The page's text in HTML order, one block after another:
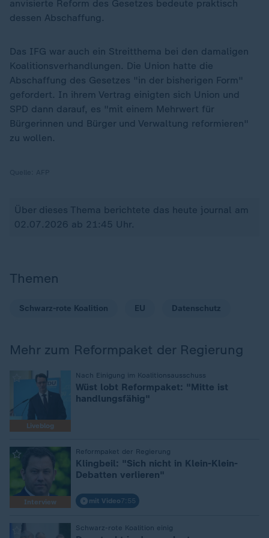
anvisierte Reform des Gesetzes bedeute praktisch
dessen Abschaffung.
Das IFG war auch ein Streitthema bei den damaligen
Koalitionsverhandlungen. Die Union hatte die
Abschaffung des Gesetzes "in der bisherigen Form"
gefordert. In ihrem Vertrag einigten sich Union und
SPD dann darauf, es "mit einem Mehrwert für
Bürgerinnen und Bürger und Verwaltung reformieren"
zu wollen.
Über dieses Thema berichtete das heute journal am
02.07.2026 ab 21:45 Uhr.
Themen
Schwarz-rote Koalition EU Datenschutz
Mehr zum Reformpaket der Regierung
Liveblog
Nach Einigung im Koalitionsausschuss
Wüst lobt Reformpaket: "Mitte ist
handlungsfähig"
Interview
Reformpaket der Regierung
Klingbeil: "Sich nicht in Klein-Klein-
Debatten verlieren"
mit Video7:55
Schwarz-rote Koalition einig